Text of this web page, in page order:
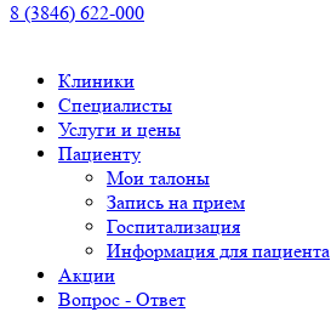
8 (3846) 622-000
Клиники
Специалисты
Услуги и цены
Пациенту
Мои талоны
Запись на прием
Госпитализация
Информация для пациента
Акции
Вопрос - Ответ